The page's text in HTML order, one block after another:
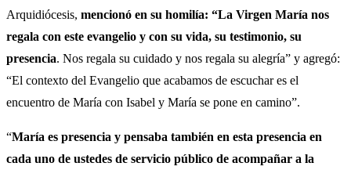
Arquidiócesis, mencionó en su homilía: “La Virgen María nos
regala con este evangelio y con su vida, su testimonio, su
presencia. Nos regala su cuidado y nos regala su alegría” y agregó:
“El contexto del Evangelio que acabamos de escuchar es el
encuentro de María con Isabel y María se pone en camino”.
“María es presencia y pensaba también en esta presencia en
cada uno de ustedes de servicio público de acompañar a la